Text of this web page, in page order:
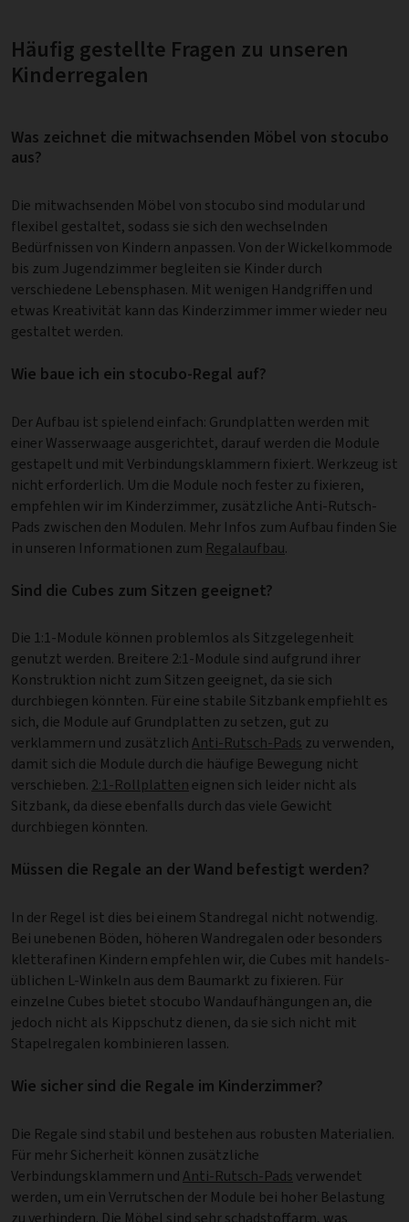
Häufig gestellte Fragen zu unseren
Kinderregalen
Was zeichnet die mitwachsenden Möbel von stocubo
aus?
Die mitwachsenden Möbel von stocubo sind modular und
flexibel gestaltet, sodass sie sich den wechselnden
Bedürfnissen von Kindern anpassen. Von der Wickelkommode
bis zum Jugendzimmer begleiten sie Kinder durch
verschiedene Lebensphasen. Mit wenigen Handgriffen und
etwas Kreativität kann das Kinderzimmer immer wieder neu
gestaltet werden.
Wie baue ich ein stocubo-Regal auf?
Der Aufbau ist spielend einfach: Grundplatten werden mit
einer Wasserwaage ausgerichtet, darauf werden die Module
gestapelt und mit Verbindungsklammern fixiert. Werkzeug ist
nicht erforderlich. Um die Module noch fester zu fixieren,
empfehlen wir im Kinderzimmer, zusätzliche Anti-Rutsch-
Pads zwischen den Modulen. Mehr Infos zum Aufbau finden Sie
in unseren Informationen zum Regalaufbau.
Sind die Cubes zum Sitzen geeignet?
Die 1:1-Module können problemlos als Sitzgelegenheit
genutzt werden. Breitere 2:1-Module sind aufgrund ihrer
Konstruktion nicht zum Sitzen geeignet, da sie sich
durchbiegen könnten. Für eine stabile Sitzbank empfiehlt es
sich, die Module auf Grundplatten zu setzen, gut zu
verklammern und zusätzlichAnti-Rutsch-Pads zu verwenden,
damit sich die Module durch die häufige Bewegung nicht
verschieben. 2:1-Rollplatteneignen sich leider nicht als
Sitzbank, da diese ebenfalls durch das viele Gewicht
durchbiegen könnten.
Müssen die Regale an der Wand befestigt werden?
In der Regel ist dies bei einem Standregal nicht notwendig.
Bei unebenen Böden, höheren Wandregalen oder besonders
kletterafinen Kindern empfehlen wir, die Cubes mit han­dels­
üb­lichen L-Winkeln aus dem Baumarkt zu fixieren. Für
einzelne Cubes bietet stocubo Wandaufhängungen an, die
jedoch nicht als Kippschutz dienen, da sie sich nicht mit
Stapelregalen kombinieren lassen.
Wie sicher sind die Regale im Kinderzimmer?
Die Regale sind stabil und bestehen aus robusten Materialien.
Für mehr Sicherheit können zusätzliche
Verbindungsklammern undAnti-Rutsch-Pads verwendet
werden, um ein Verrutschen der Module bei hoher Belastung
zu verhindern. Die Möbel sind sehr schadstoffarm, was